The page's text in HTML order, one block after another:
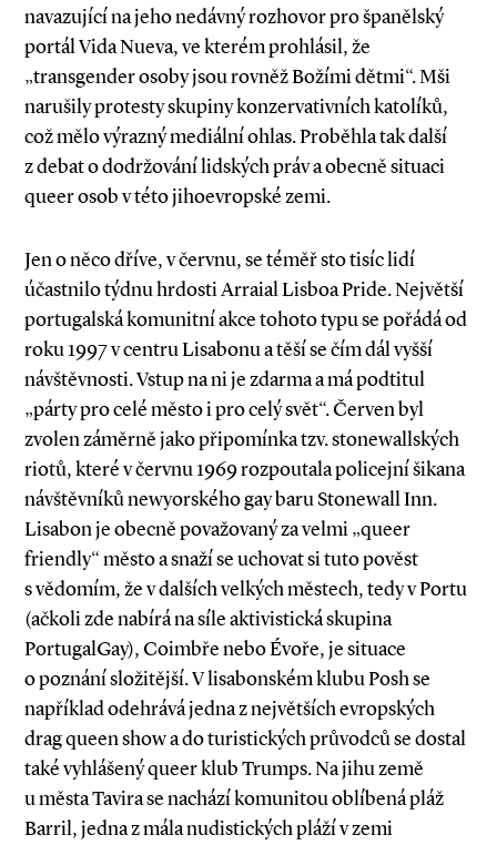
navazující na jeho nedávný rozhovor pro španělský
portál Vida Nueva, ve kterém prohlásil, že
„transgender osoby jsou rovněž Božími dětmi“. Mši
narušily protesty skupiny konzervativních katolíků,
což mělo výrazný mediální ohlas. Proběhla tak další
z debat o dodržování lidských práv a obecně situaci
queer osob v této jihoevropské zemi.
Jen o něco dříve, v červnu, se téměř sto tisíc lidí
účastnilo týdnu hrdosti Arraial Lisboa Pride. Největší
portugalská komunitní akce tohoto typu se pořádá od
roku 1997 v centru Lisabonu a těší se čím dál vyšší
návštěvnosti. Vstup na ni je zdarma a má podtitul
„párty pro celé město i pro celý svět“. Červen byl
zvolen záměrně jako připomínka tzv. stonewallských
riotů, které v červnu 1969 rozpoutala policejní šikana
návštěvníků newyorského gay baru Stonewall Inn.
Lisabon je obecně považovaný za velmi „queer
friendly“ město a snaží se uchovat si tuto pověst
s vědomím, že v dalších velkých městech, tedy v Portu
(ačkoli zde nabírá na síle aktivistická skupina
PortugalGay), Coimbře nebo Évoře, je situace
o poznání složitější. V lisabonském klubu Posh se
například odehrává jedna z největších evropských
drag queen show a do turistických průvodců se dostal
také vyhlášený queer klub Trumps. Na jihu země
u města Tavira se nachází komunitou oblíbená pláž
Barril, jedna z mála nudistických pláží v zemi